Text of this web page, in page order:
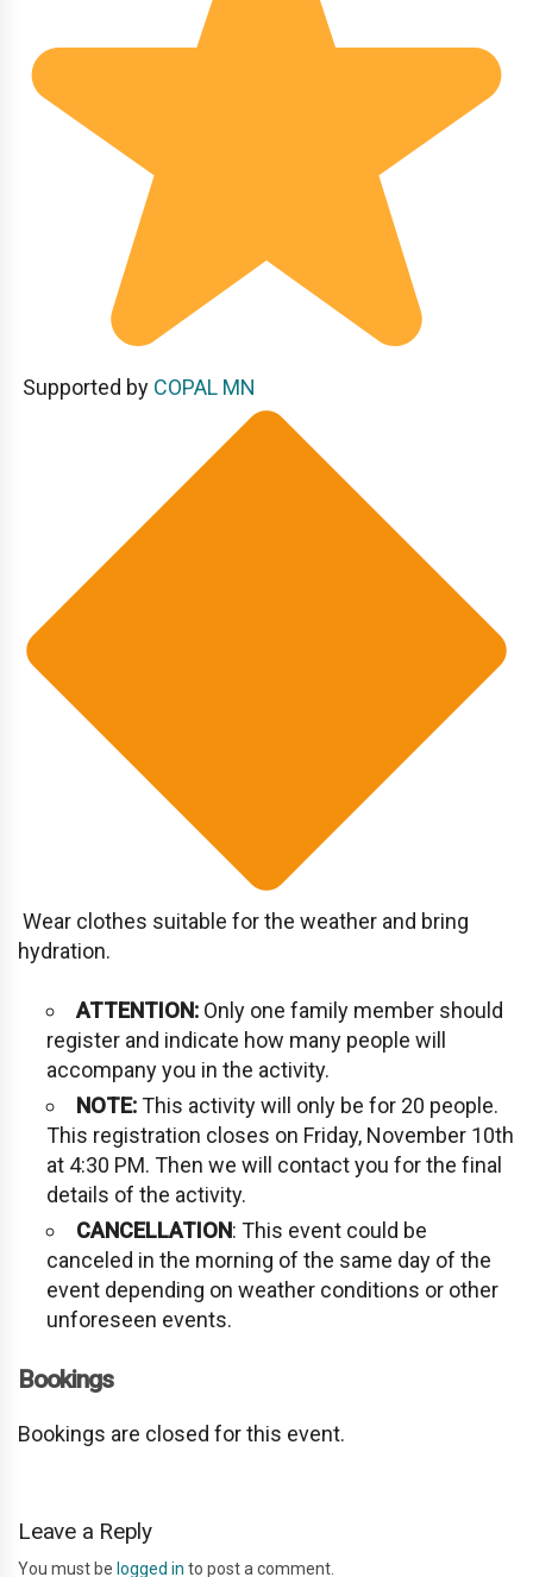
Supported by COPAL MN
Wear clothes suitable for the weather and bring
hydration.
ATTENTION: Only one family member should
register and indicate how many people will
accompany you in the activity.
NOTE:This activity will only be for 20 people.
This registration closes on Friday, November 10th
at 4:30 PM. Then we will contact you for the final
details of the activity.
CANCELLATION: This event could be
canceled in the morning of the same day of the
event depending on weather conditions or other
unforeseen events.
Bookings
Bookings are closed for this event.
Leave a Reply
You must be logged in to post a comment.